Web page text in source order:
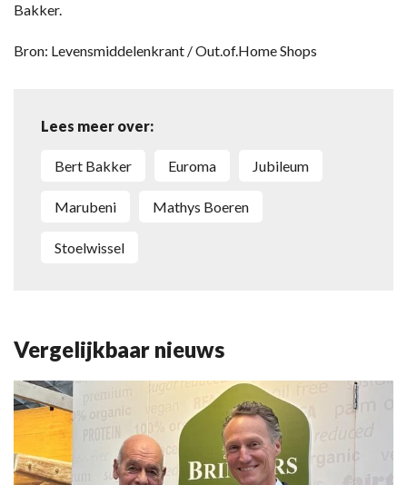
Bakker.
Bron: Levensmiddelenkrant / Out.of.Home Shops
Lees meer over:
Bert Bakker Euroma Jubileum
Marubeni Mathys Boeren
Stoelwissel
Vergelijkbaar nieuws